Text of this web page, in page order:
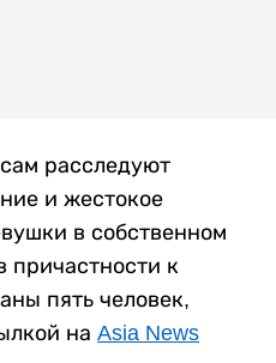
расследуют
и жестокое
в собственном
к
пять человек,
на Asia News